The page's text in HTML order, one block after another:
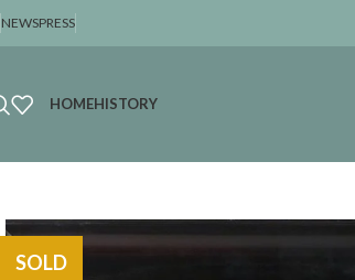
NEWSPRESS
HOMEHISTORY
SOLD